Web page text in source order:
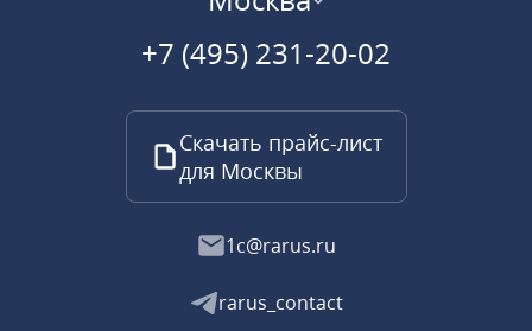
+7 (495) 231-20-02
Скачать прайс-лист
для Москвы
1c@rarus.ru
rarus_contact